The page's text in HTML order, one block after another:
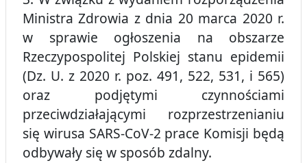
Ministra Zdrowia z dnia 20 marca 2020 r.
w sprawie ogłoszenia na obszarze
Rzeczypospolitej Polskiej stanu epidemii
(Dz. U. z 2020 r. poz. 491, 522, 531, i 565)
oraz podjętymi czynnościami
przeciwdziałającymi rozprzestrzenianiu
się wirusa SARS-CoV-2 prace Komisji będą
odbywały się w sposób zdalny.